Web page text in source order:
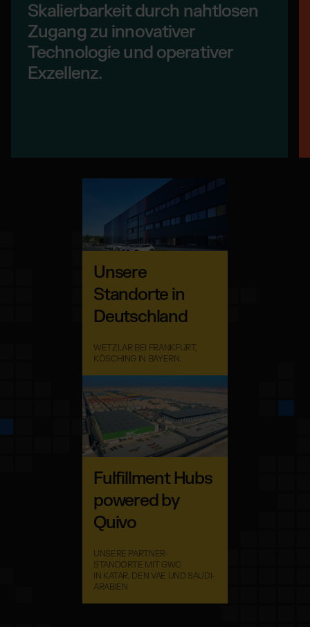
Skalierbarkeit durch nahtlosen
Zugang zu innovativer
Technologie und operativer
Exzellenz.
Unsere
Standorte in
Deutschland
WETZLAR BEI FRANKFURT,
KÖSCHING IN BAYERN.
Fulfillment Hubs
powered by
Quivo
UNSERE PARTNER-
STANDORTE MIT GWC
IN KATAR, DEN VAE UND SAUDI-
ARABIEN